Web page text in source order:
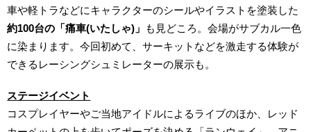
車や軽トラなどにキャラクターのシールやイラストを塗装した
約100台の「痛車(いたしゃ)」 も見どころ。会場がサブカル一色
に染まります。今回初めて、サーキットなどを激走する体験が
できるレーシングシュミレーターの展示も。
ステージイベント
コスプレイヤーやご当地アイドルによるライブのほか、レッド